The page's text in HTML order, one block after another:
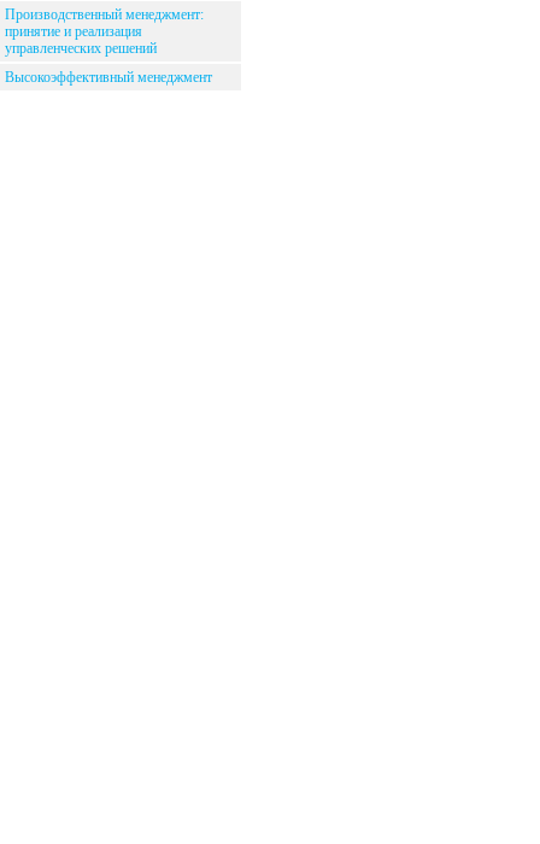
Производственный менеджмент:
принятие и реализация
управленческих решений
Высокоэффективный менеджмент